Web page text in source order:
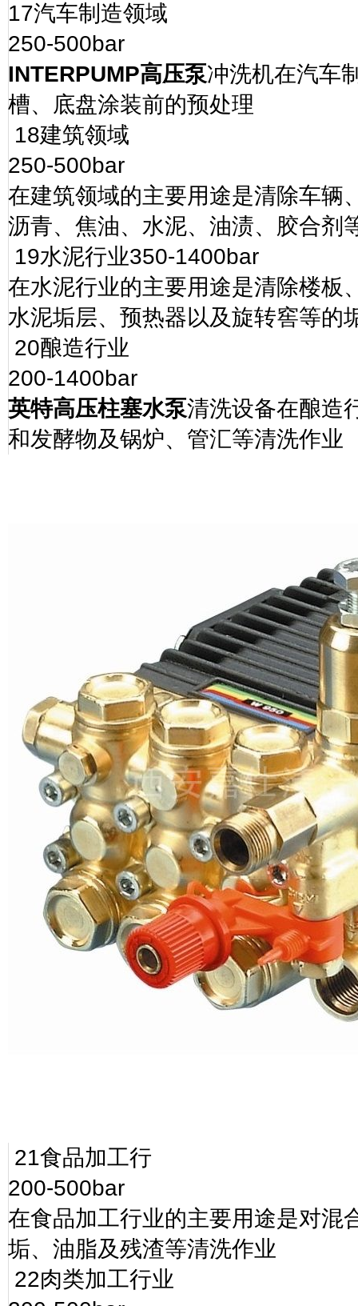
17汽车制造领域
250-500bar
INTERPUMP高压泵冲洗机在汽车
槽、底盘涂装前的预处理
18建筑领域
250-500bar
在建筑领域的主要用途是清除车辆
沥青、焦油、水泥、油渍、胶合剂
19水泥行业350-1400bar
在水泥行业的主要用途是清除楼板
水泥垢层、预热器以及旋转窖等的
20酿造行业
200-1400bar
英特高压柱塞水泵清洗设备在酿造
和发酵物及锅炉、管汇等清洗作业
21食品加工行
200-500bar
在食品加工行业的主要用途是对混
垢、油脂及残渣等清洗作业
22肉类加工行业